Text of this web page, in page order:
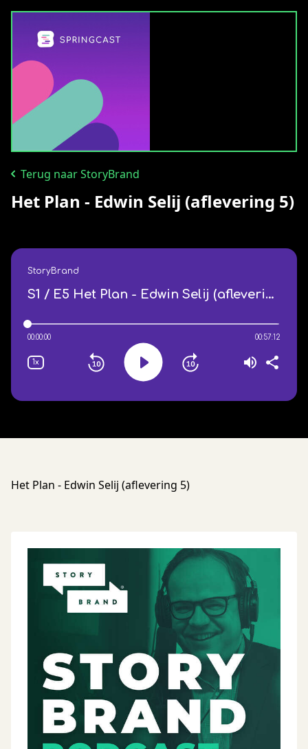
Terug naar StoryBrand
Het Plan - Edwin Selij (aflevering 5)
Het Plan - Edwin Selij (aflevering 5)